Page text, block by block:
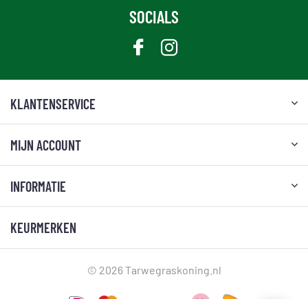
SOCIALS
KLANTENSERVICE
MIJN ACCOUNT
INFORMATIE
KEURMERKEN
© 2026 Tarwegraskoning.nl